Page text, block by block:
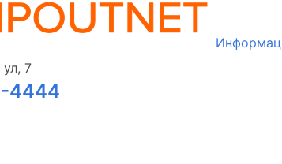
7
4444